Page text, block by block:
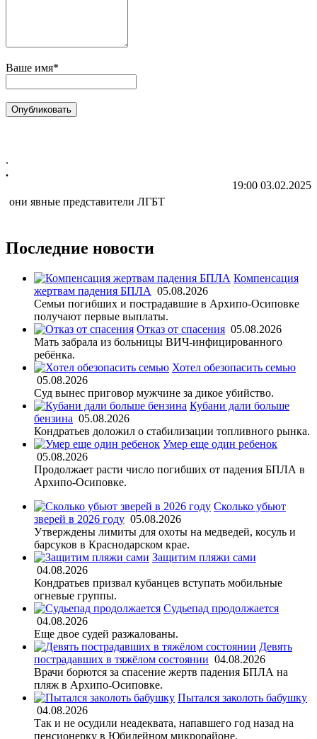
Ваше имя*
.
.
19:00 03.02.2025
они явные представители ЛГБТ
Последние новости
Компенсация
жертвам падения БПЛА 05.08.2026
Семьи погибших и пострадавшие в Архипо-Осиповке
получают первые выплаты.
Отказ от спасения 05.08.2026
Мать забрала из больницы ВИЧ-инфицированного
ребёнка.
Хотел обезопасить семью
05.08.2026
Суд вынес приговор мужчине за дикое убийство.
Кубани дали больше
бензина 05.08.2026
Кондратьев доложил о стабилизации топливного рынка.
Умер еще один ребенок
05.08.2026
Продолжает расти число погибших от падения БПЛА в
Архипо-Осиповке.
Сколько убьют
зверей в 2026 году 05.08.2026
Утверждены лимиты для охоты на медведей, косуль и
барсуков в Краснодарском крае.
Защитим пляжи сами
04.08.2026
Кондратьев призвал кубанцев вступать мобильные
огневые группы.
Судьепад продолжается
04.08.2026
Еще двое судей разжалованы.
Девять
пострадавших в тяжёлом состоянии 04.08.2026
Врачи борются за спасение жертв падения БПЛА на
пляж в Архипо-Осиповке.
Пытался заколоть бабушку
04.08.2026
Так и не осудили неадеквата, напавшего год назад на
пенсионерку в Юбилейном микрорайоне.